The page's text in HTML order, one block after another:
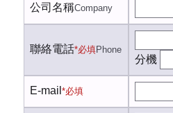
公司名稱Company
聯絡電話*必填Phone
分機
E-mail *必填